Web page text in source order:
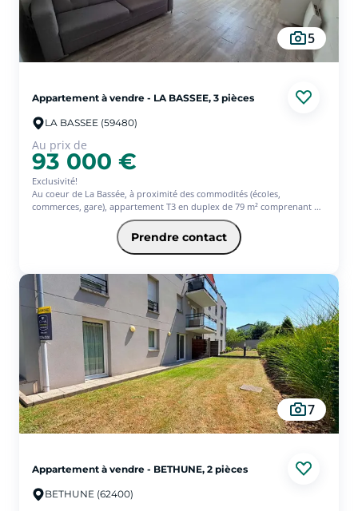
5
Appartement à vendre - LA BASSEE, 3 pièces
LA BASSEE (59480)
Au prix de
93 000 €
Exclusivité!
Au coeur de La Bassée, à proximité des commodités (écoles,
commerces, gare), appartement T3 en duplex de 79 m² comprenant un
hall desservant une chambre. A l'étage, le couloir avec rangement
distribue une vaste pièce de vie lumineuse avec cuisine ouverte, une
seconde chambre avec dressing, une salle d'eau et un wc séparé. Des
travaux de finitions sont à prévoir!
'Les informations sur les risques auxquels ce bien est exposé sont
disponibles sur le site Géorisques : ww.georisques.gouv.fr'
Prendre contact
7
Appartement à vendre - BETHUNE, 2 pièces
BETHUNE (62400)